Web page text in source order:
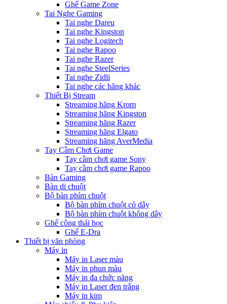
Ghế Game Zone
Tai Nghe Gaming
Tai nghe Dareu
Tai nghe Kingston
Tai nghe Logitech
Tai nghe Rapoo
Tai nghe Razer
Tai nghe SteelSeries
Tai nghe Zidli
Tai nghe các hãng khác
Thiết Bị Stream
Streaming hãng Krom
Streaming hãng Kingston
Streaming hãng Razer
Streaming hãng Elgato
Streaming hãng AverMedia
Tay Cầm Chơi Game
Tay cầm chơi game Sony
Tay cầm chơi game Rapoo
Bàn Gaming
Bàn di chuột
Bộ bàn phím chuột
Bộ bàn phím chuột có dây
Bộ bàn phím chuột không dây
Ghế công thái học
Ghế E-Dra
Thiết bị văn phòng
Máy in
Máy in Laser màu
Máy in phun màu
Máy in đa chức năng
Máy in Laser đen trắng
Máy in kim